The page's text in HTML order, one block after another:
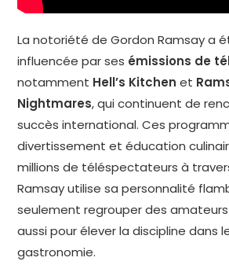
La notoriété de Gordon Ramsay a
influencée par ses émissions de
notamment Hell’s Kitchen et
Nightmares, qui continuent de
succès international. Ces
divertissement et éducation
millions de téléspectateurs à
Ramsay utilise sa personnalité
seulement regrouper des
aussi pour élever la discipline dans
gastronomie.